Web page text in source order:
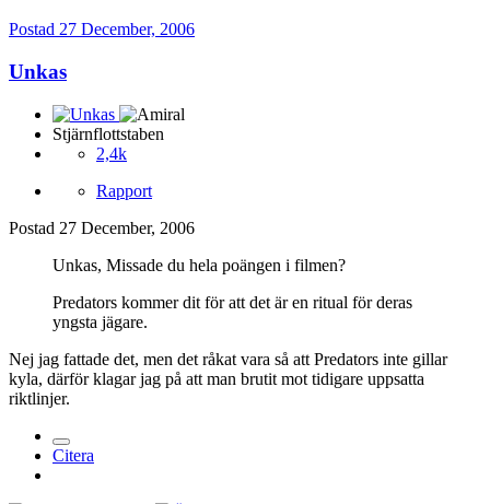
Postad 27 December, 2006
Unkas
Stjärnflottstaben
2,4k
Rapport
Postad 27 December, 2006
Unkas, Missade du hela poängen i filmen?
Predators kommer dit för att det är en ritual för deras
yngsta jägare.
Nej jag fattade det, men det råkat vara så att Predators inte gillar
kyla, därför klagar jag på att man brutit mot tidigare uppsatta
riktlinjer.
Citera